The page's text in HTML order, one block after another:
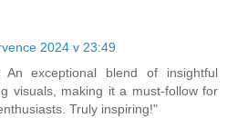
2024 v 23:49
exceptional blend of insightful
visuals, making it a must-follow for
Truly inspiring!"